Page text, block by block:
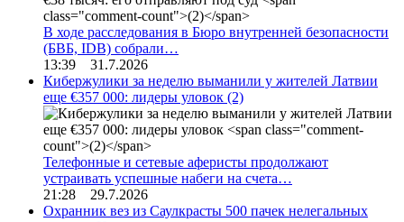
В ходе расследования в Бюро внутренней безопасности
(БВБ, IDB) собрали…
13:39 31.7.2026
Кибержулики за неделю выманили у жителей Латвии
еще €357 000: лидеры уловок (2)
Телефонные и сетевые аферисты продолжают
устраивать успешные набеги на счета…
21:28 29.7.2026
Охранник вез из Саулкрасты 500 пачек нелегальных